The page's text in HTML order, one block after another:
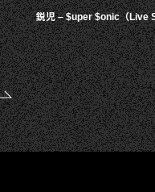
鋭児 – $uper $onic（Live